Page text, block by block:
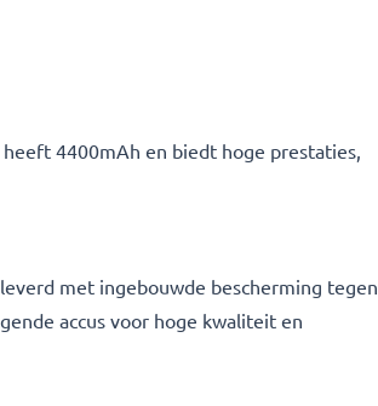
4400mAh en biedt hoge prestaties,
met ingebouwde bescherming tegen
accus voor hoge kwaliteit en